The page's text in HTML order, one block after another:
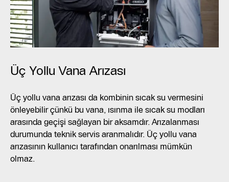
Üç Yollu Vana Arızası
Üç yollu vana arızası da kombinin sıcak su vermesini
önleyebilir çünkü bu vana, ısınma ile sıcak su modları
arasında geçişi sağlayan bir aksamdır. Arızalanması
durumunda teknik servis aranmalıdır. Üç yollu vana
arızasının kullanıcı tarafından onarılması mümkün
olmaz.